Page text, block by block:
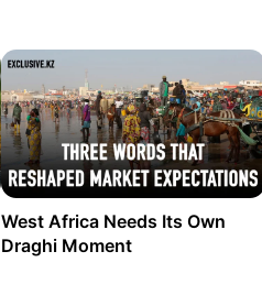
West Africa Needs Its Own
Draghi Moment